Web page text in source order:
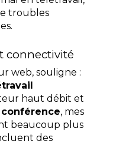
troubles
connectivité
web, souligne :
haut débit et
, mes
beaucoup plus
des